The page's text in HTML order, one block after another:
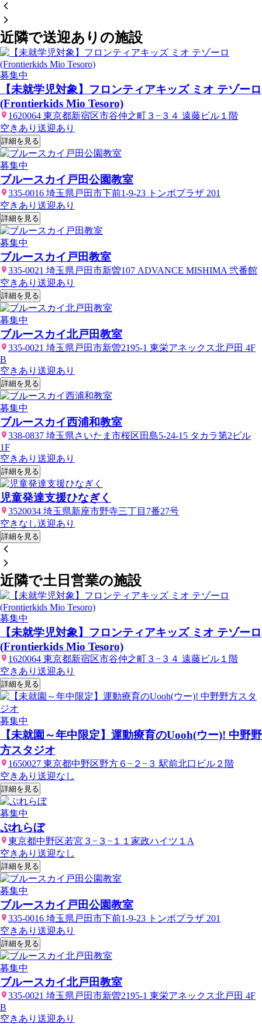
近隣で送迎ありの施設
募集中
【未就学児対象】フロンティアキッズ ミオ テゾーロ
(Frontierkids Mio Tesoro)
1620064 東京都新宿区市谷仲之町３−３４ 遠藤ビル１階
空きあり 送迎あり
詳細を見る
募集中
ブルースカイ戸田公園教室
335-0016 埼玉県戸田市下前1-9-23 トンボプラザ 201
空きあり 送迎あり
詳細を見る
募集中
ブルースカイ戸田教室
335-0021 埼玉県戸田市新曽107 ADVANCE MISHIMA 弐番館
空きあり 送迎あり
詳細を見る
募集中
ブルースカイ北戸田教室
335-0021 埼玉県戸田市新曽2195-1 東栄アネックス北戸田 4F
B
空きあり 送迎あり
詳細を見る
募集中
ブルースカイ西浦和教室
338-0837 埼玉県さいたま市桜区田島5-24-15 タカラ第2ビル
1F
空きあり 送迎あり
詳細を見る
児童発達支援ひなぎく
3520034 埼玉県新座市野寺三丁目7番27号
空きなし送迎あり
詳細を見る
近隣で土日営業の施設
募集中
【未就学児対象】フロンティアキッズ ミオ テゾーロ
(Frontierkids Mio Tesoro)
1620064 東京都新宿区市谷仲之町３−３４ 遠藤ビル１階
空きあり 送迎あり
詳細を見る
募集中
【未就園～年中限定】運動療育のUooh(ウー)! 中野野
方スタジオ
1650027 東京都中野区野方６−２−３ 駅前北口ビル２階
空きあり 送迎なし
詳細を見る
募集中
ぷれらぼ
東京都中野区若宮３−３−１１家政ハイツ１A
空きあり 送迎なし
詳細を見る
募集中
ブルースカイ戸田公園教室
335-0016 埼玉県戸田市下前1-9-23 トンボプラザ 201
空きあり 送迎あり
詳細を見る
募集中
ブルースカイ北戸田教室
335-0021 埼玉県戸田市新曽2195-1 東栄アネックス北戸田 4F
B
空きあり 送迎あり